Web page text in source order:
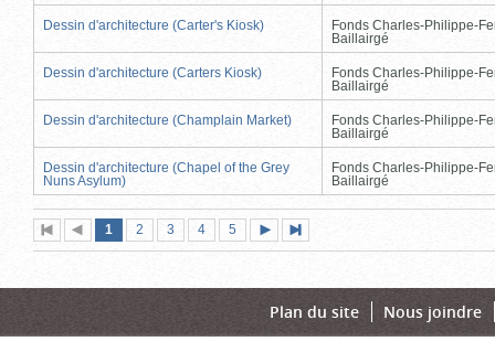
Dessin d'architecture (Carter's Kiosk)
Fonds Charles-Philippe-
Baillairgé
Dessin d'architecture (Carters Kiosk)
Fonds Charles-Philippe-
Baillairgé
Dessin d'architecture (Champlain Market)
Fonds Charles-Philippe-
Baillairgé
Dessin d'architecture (Chapel of the Grey
Nuns Asylum)
Fonds Charles-Philippe-
Baillairgé
Première
page
Page
précédente
Page
1 (page
actuelle)
Page
2 Page
3 Page
4 Page
5
suivante
page
Plan du site Nous joindre